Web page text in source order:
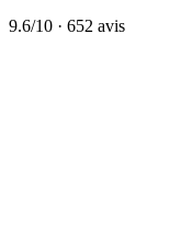
9.6/10 · 652 avis